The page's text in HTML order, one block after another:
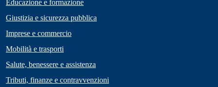
Educazione e formazione
Giustizia e sicurezza pubblica
Imprese e commercio
Mobilità e trasporti
Salute, benessere e assistenza
Tributi, finanze e contravvenzioni